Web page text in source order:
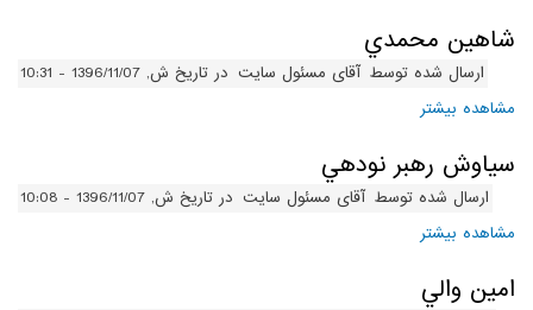
شاهين محمدي
ارسال شده توسط آقای مسئول سایت در تاریخ ش, 1396/11/07 - 10:31
مشاهده بیشتر
سياوش رهبر نودهي
ارسال شده توسط آقای مسئول سایت در تاریخ ش, 1396/11/07 - 10:08
مشاهده بیشتر
امين والي